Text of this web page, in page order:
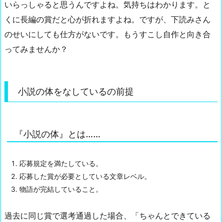
いらっしゃると思うんですよね。気持ちはわかります。と
くに長編の賞だと心が折れますよね。ですが、下読みさん
のせいにしても仕方がないです。もうすこし自作と向き合
ってみませんか？
小説の体をなしているの前提
『小説の体』とは……
応募規定を満たしている。
応募した賞が必要としている文章レベル。
物語が完結していること。
過去に同じ賞で選考通過した場合、「ちゃんとできている